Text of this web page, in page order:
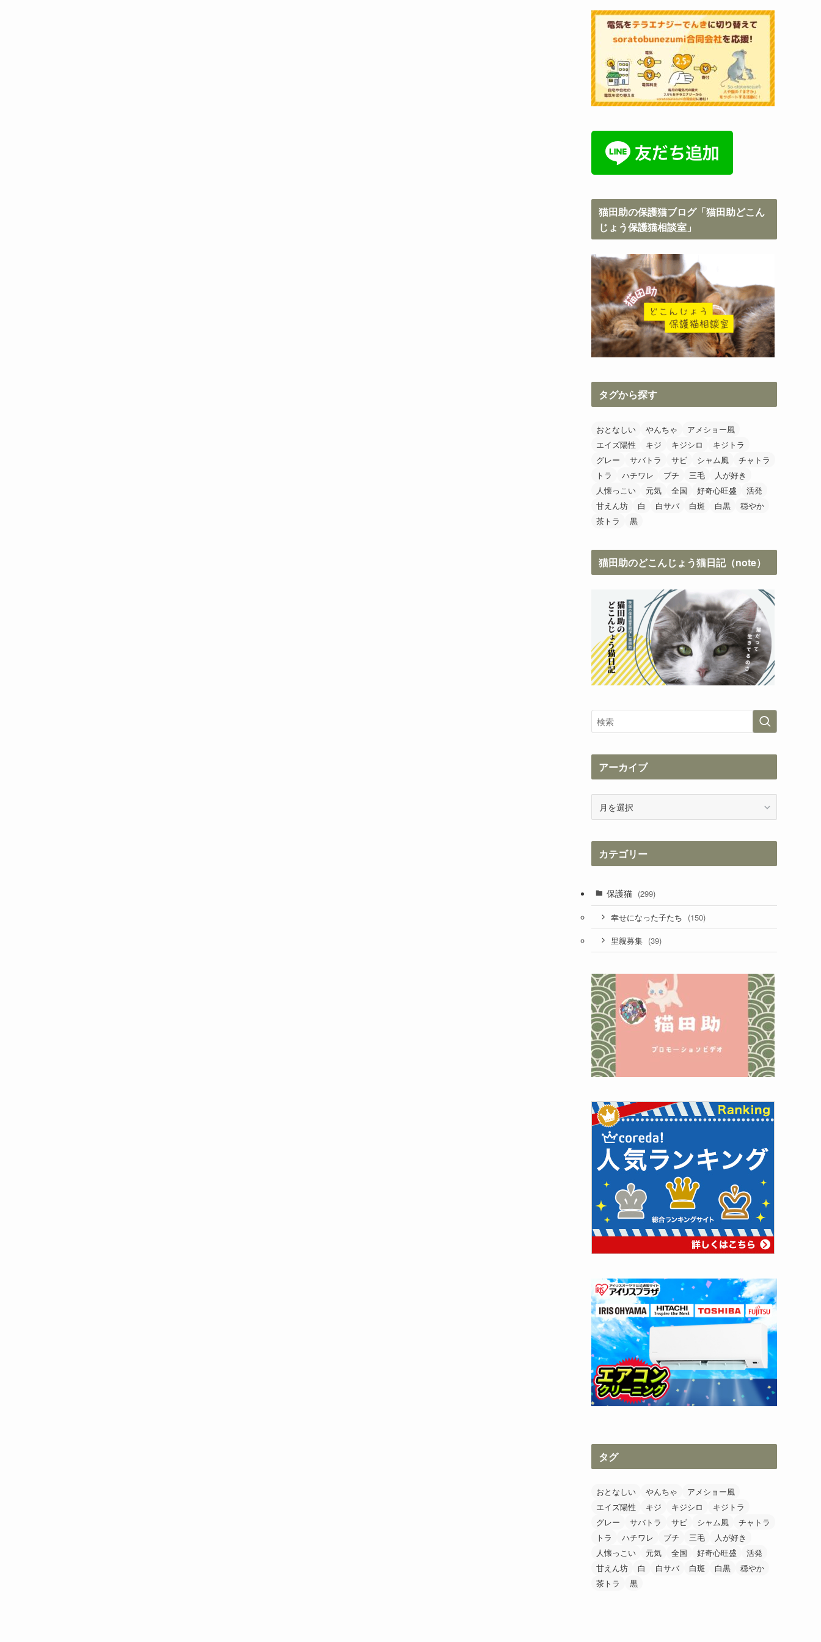
猫田助の保護猫ブログ「猫田助どこん
じょう保護猫相談室」
タグから探す
おとなしい やんちゃ
アメショー風
エイズ陽性
キジ キジシロ
キジトラ
グレー
サバトラ サビ シャム風
チャトラ
トラ
ハチワレ ブチ 三毛
人が好き
人懐っこい
元気 全国 好奇心旺盛
活発
甘えん坊
白 白サバ 白斑 白黒
穏やか
茶トラ
黒
猫田助のどこんじょう猫日記（note）
アーカイブ
イ
カテゴリー
保護猫 (299)
幸せになった子たち (150)
里親募集 (39)
タグ
おとなしい やんちゃ
アメショー風
エイズ陽性
キジ キジシロ
キジトラ
グレー
サバトラ サビ シャム風
チャトラ
トラ
ハチワレ ブチ 三毛
人が好き
人懐っこい
元気 全国 好奇心旺盛
活発
甘えん坊
白 白サバ 白斑 白黒
穏やか
茶トラ
黒